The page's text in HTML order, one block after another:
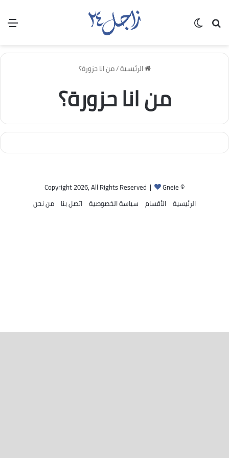
بحث عن
الرئيسية/من انا حزورة؟
من انا حزورة؟
© Copyright 2026, All Rights Reserved |
Gneie
الرئيسية الأقسام سياسة الخصوصية اتصل بنا من نحن